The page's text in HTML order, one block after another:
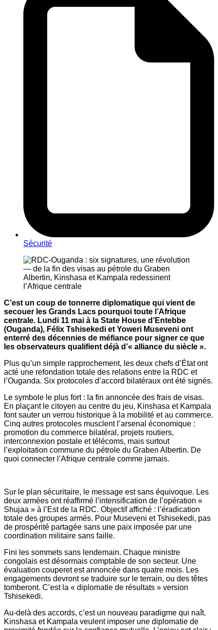
Sécurité
C’est un coup de tonnerre diplomatique qui vient de
secouer les Grands Lacs pourquoi toute l’Afrique
centrale. Lundi 11 mai à la State House d’Entebbe
(Ouganda), Félix Tshisekedi et Yoweri Museveni ont
enterré des décennies de méfiance pour signer ce que
les observateurs qualifient déjà d’« alliance du siècle ».
Plus qu’un simple rapprochement, les deux chefs d’État ont
acté une refondation totale des relations entre la RDC et
l’Ouganda. Six protocoles d’accord bilatéraux ont été signés.
Le symbole le plus fort : la fin annoncée des frais de visas.
En plaçant le citoyen au centre du jeu, Kinshasa et Kampala
font sauter un verrou historique à la mobilité et au commerce.
Cinq autres protocoles musclent l’arsenal économique :
promotion du commerce bilatéral, projets routiers,
interconnexion postale et télécoms, mais surtout
l’exploitation commune du pétrole du Graben Albertin. De
quoi connecter l’Afrique centrale comme jamais.
Sur le plan sécuritaire, le message est sans équivoque. Les
deux armées ont réaffirmé l’intensification de l’opération «
Shujaa » à l’Est de la RDC. Objectif affiché : l’éradication
totale des groupes armés. Pour Museveni et Tshisekedi, pas
de prospérité partagée sans une paix imposée par une
coordination militaire sans faille.
Fini les sommets sans lendemain. Chaque ministre
congolais est désormais comptable de son secteur. Une
évaluation couperet est annoncée dans quatre mois. Les
engagements devront se traduire sur le terrain, ou des têtes
tomberont. C’est la « diplomatie de résultats » version
Tshisekedi.
Au-delà des accords, c’est un nouveau paradigme qui naît.
Kinshasa et Kampala veulent imposer une diplomatie de